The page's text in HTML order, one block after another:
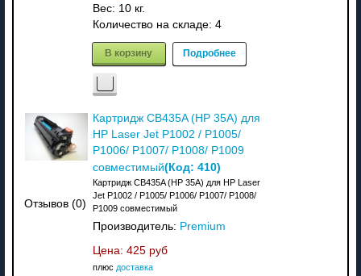
Вес: 10 кг.
Количество на складе: 4
В корзину Подробнее
Отзывов (0)
Картридж CB435A (HP 35A) для
HP Laser Jet P1002 / P1005/
P1006/ P1007/ P1008/ P1009
совместимый(Код: 410)
Картридж CB435A (HP 35A) для HP Laser
Jet P1002 / P1005/ P1006/ P1007/ P1008/
P1009 совместимый
Производитель: Premium
Цена: 425 руб
плюс доставка